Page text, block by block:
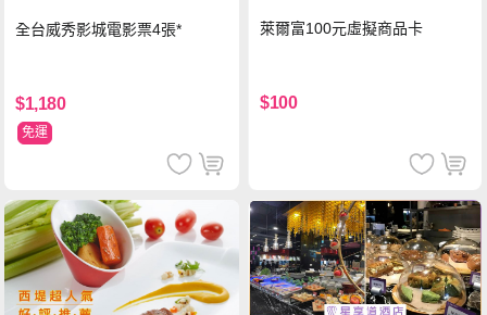
全台威秀影城電影票4張*
$1,180
免運
萊爾富100元虛擬商品卡
$100